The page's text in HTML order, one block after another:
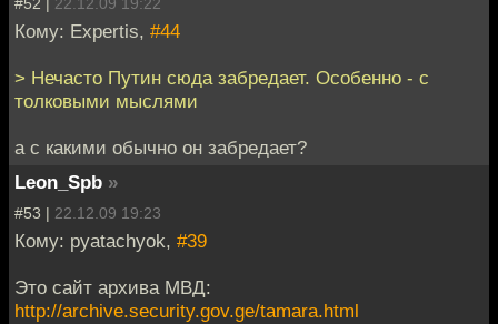
#52 | 22.12.09 19:22
Кому: Expertis, #44
> Нечасто Путин сюда забредает. Особенно - с
толковыми мыслями
а с какими обычно он забредает?
Leon_Spb »
#53 | 22.12.09 19:23
Кому: pyatachyok, #39
Это сайт архива МВД:
http://archive.security.gov.ge/tamara.html